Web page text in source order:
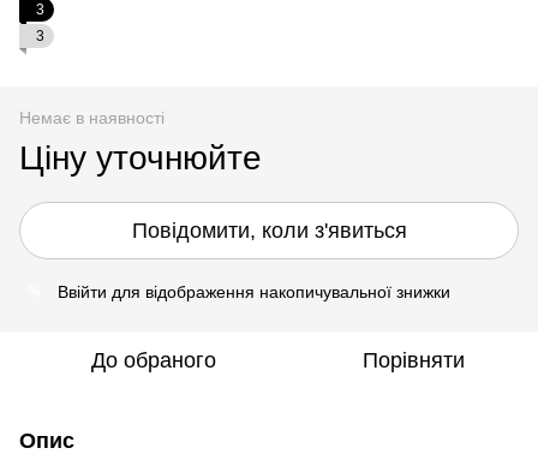
3
3
Немає в наявності
Ціну уточнюйте
Повідомити, коли з'явиться
Ввійти для відображення накопичувальної знижки
До обраного Порівняти
Опис